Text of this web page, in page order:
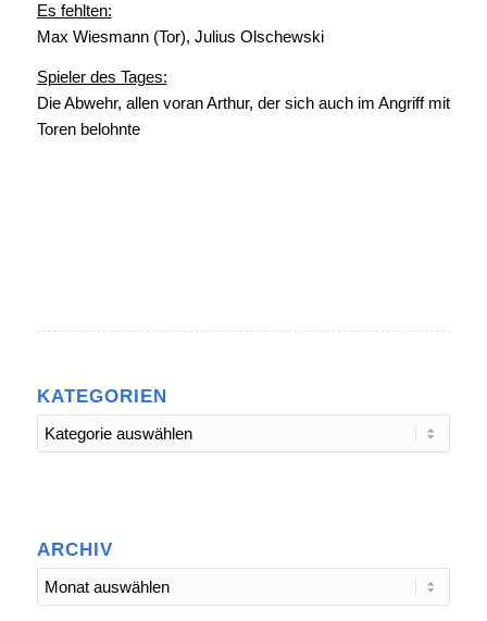
Es fehlten:
Max Wiesmann (Tor), Julius Olschewski
Spieler des Tages:
Die Abwehr, allen voran Arthur, der sich auch im Angriff mit
Toren belohnte
KATEGORIEN
Kategorien
ARCHIV